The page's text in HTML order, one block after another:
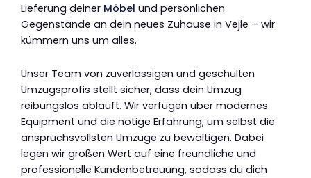
Lieferung deiner Möbel und persönlichen
Gegenstände an dein neues Zuhause in Vejle – wir
kümmern uns um alles.
Unser Team von zuverlässigen und geschulten
Umzugsprofis stellt sicher, dass dein Umzug
reibungslos abläuft. Wir verfügen über modernes
Equipment und die nötige Erfahrung, um selbst die
anspruchsvollsten Umzüge zu bewältigen. Dabei
legen wir großen Wert auf eine freundliche und
professionelle Kundenbetreuung, sodass du dich